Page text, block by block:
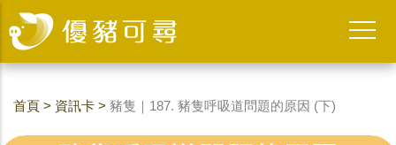
首頁 > 資訊卡 > 豬隻｜187. 豬隻呼吸道問題的原因 (下)